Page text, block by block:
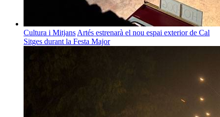
Cultura i Mitjans Artés estrenarà el nou espai exterior de Cal
Sitges durant la Festa Major